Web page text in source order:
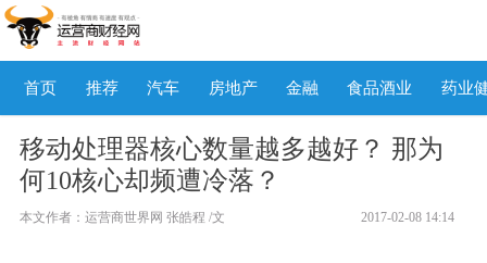
首页 推荐 汽车 房地产 金融 食品酒业 药业
移动处理器核心数量越多越好？ 那为
何10核心却频遭冷落？
本文作者：运营商世界网 张皓程 /文 2017-02-08 14:14